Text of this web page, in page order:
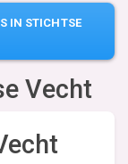
IN STICHTSE
Vecht